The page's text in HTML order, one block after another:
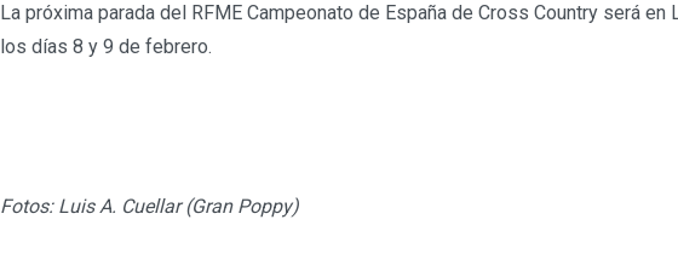
La próxima parada del RFME Campeonato de España de Cross Country será en
los días 8 y 9 de febrero.
Fotos: Luis A. Cuellar (Gran Poppy)